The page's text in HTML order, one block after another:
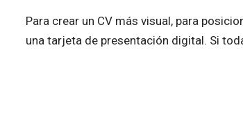
Para crear un CV más visual, para
una tarjeta de presentación digital. Si